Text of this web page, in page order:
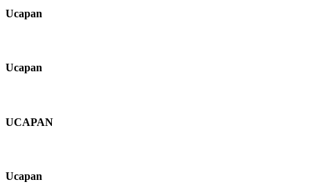
Ucapan
Ucapan
UCAPAN
Ucapan